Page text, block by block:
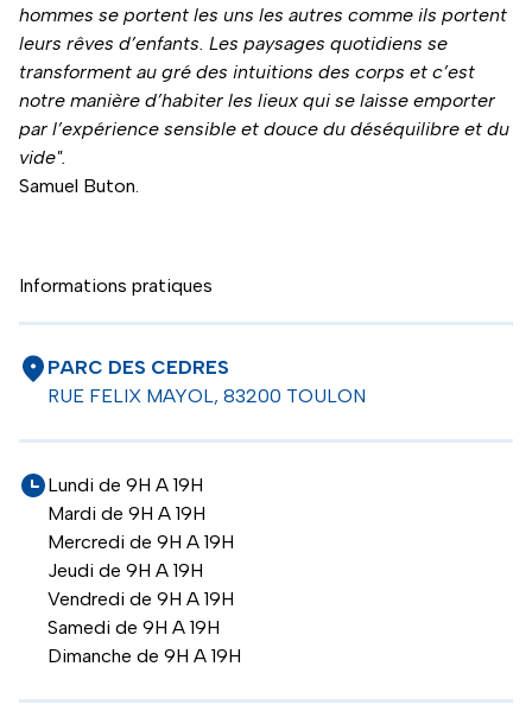
hommes se portent les uns les autres comme ils portent
leurs rêves d’enfants. Les paysages quotidiens se
transforment au gré des intuitions des corps et c’est
notre manière d’habiter les lieux qui se laisse emporter
par l’expérience sensible et douce du déséquilibre et du
vide".
Samuel Buton.
Informations pratiques
PARC DES CEDRES
RUE FELIX MAYOL, 83200 TOULON
Lundi de 9H A 19H
Mardi de 9H A 19H
Mercredi de 9H A 19H
Jeudi de 9H A 19H
Vendredi de 9H A 19H
Samedi de 9H A 19H
Dimanche de 9H A 19H